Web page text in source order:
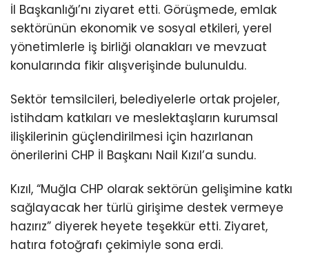
İl Başkanlığı’nı ziyaret etti. Görüşmede, emlak
sektörünün ekonomik ve sosyal etkileri, yerel
yönetimlerle iş birliği olanakları ve mevzuat
konularında fikir alışverişinde bulunuldu.
Sektör temsilcileri, belediyelerle ortak projeler,
istihdam katkıları ve meslektaşların kurumsal
ilişkilerinin güçlendirilmesi için hazırlanan
önerilerini CHP İl Başkanı Nail Kızıl’a sundu.
Kızıl, “Muğla CHP olarak sektörün gelişimine katkı
sağlayacak her türlü girişime destek vermeye
hazırız” diyerek heyete teşekkür etti. Ziyaret,
hatıra fotoğrafı çekimiyle sona erdi.